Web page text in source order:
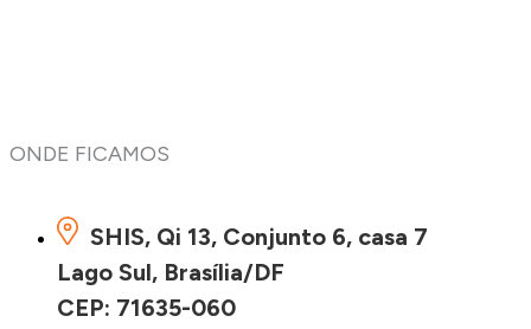
ONDE FICAMOS
SHIS, Qi 13, Conjunto 6, casa 7
Lago Sul, Brasília/DF
CEP: 71635-060